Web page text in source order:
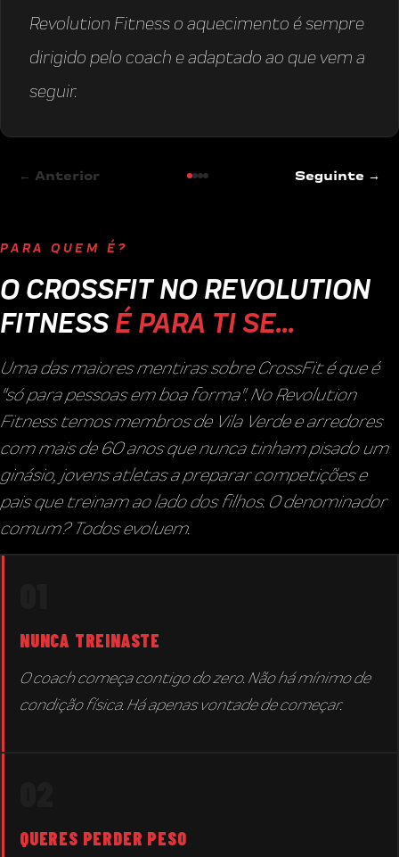
Revolution Fitness o aquecimento é sempre
dirigido pelo coach e adaptado ao que vem a
seguir.
← Anterior Seguinte →
PARA QUEM É?
O CROSSFIT NO REVOLUTION
FITNESSÉ PARA TI SE...
Uma das maiores mentiras sobre CrossFit é que é
"só para pessoas em boa forma". No Revolution
Fitness temos membros de Vila Verde e arredores
com mais de 60 anos que nunca tinham pisado um
ginásio, jovens atletas a preparar competições e
pais que treinam ao lado dos filhos. O denominador
comum? Todos evoluem.
NUNCA TREINASTE
O coach começa contigo do zero. Não há mínimo de
condição física. Há apenas vontade de começar.
QUERES PERDER PESO